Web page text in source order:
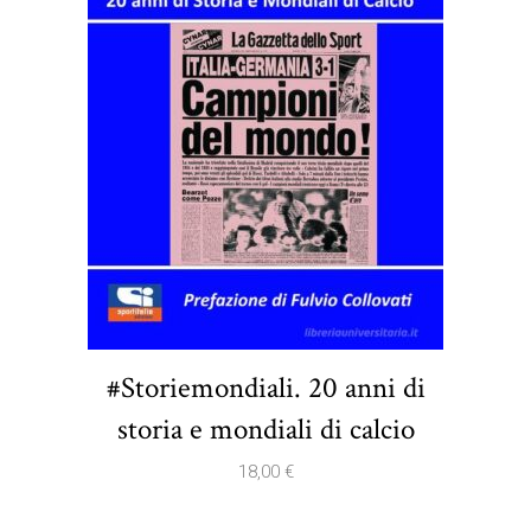
#Storiemondiali. 20 anni di
storia e mondiali di calcio
18,00 €